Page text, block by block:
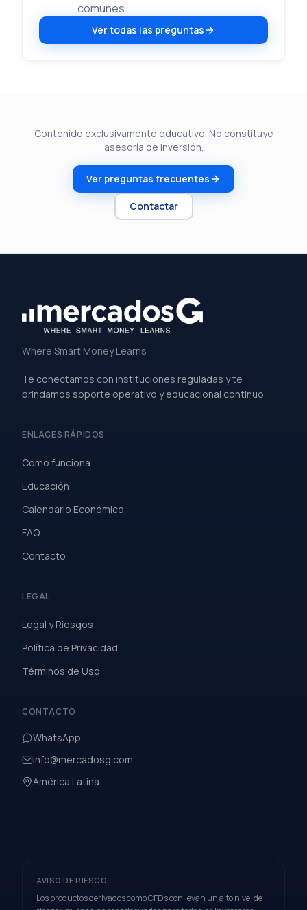
comunes.
Ver todas las preguntas
Contenido exclusivamente educativo. No constituye
asesoría de inversión.
Ver preguntas frecuentes
Contactar
Where Smart Money Learns
Te conectamos con instituciones reguladas y te
brindamos soporte operativo y educacional continuo.
ENLACES RÁPIDOS
Cómo funciona
Educación
Calendario Económico
FAQ
Contacto
LEGAL
Legal y Riesgos
Política de Privacidad
Términos de Uso
CONTACTO
WhatsApp
info@mercadosg.com
América Latina
AVISO DE RIESGO:
Los productos derivados como CFDs conllevan un alto nivel de